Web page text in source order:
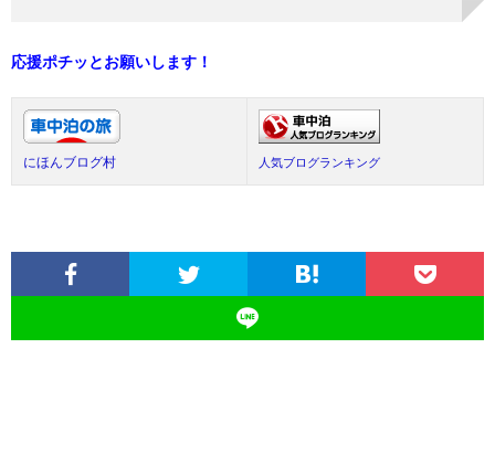
応援ポチッとお願いします！
にほんブログ村 人気ブログランキング